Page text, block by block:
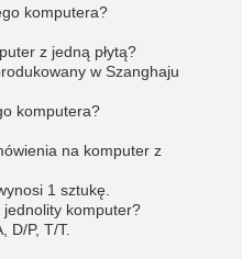
komputera?
z jedną płytą?
w Szanghaju
komputera?
na komputer z
1 sztukę.
jednolity komputer?
D/P, T/T.